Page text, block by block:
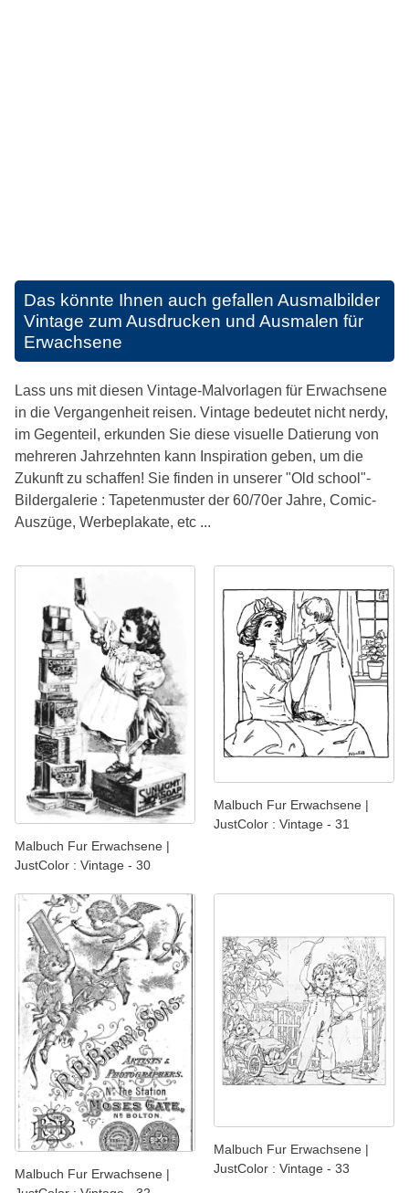
Das könnte Ihnen auch gefallen Ausmalbilder
Vintage zum Ausdrucken und Ausmalen für
Erwachsene
Lass uns mit diesen Vintage-Malvorlagen für Erwachsene
in die Vergangenheit reisen. Vintage bedeutet nicht nerdy,
im Gegenteil, erkunden Sie diese visuelle Datierung von
mehreren Jahrzehnten kann Inspiration geben, um die
Zukunft zu schaffen! Sie finden in unserer "Old school"-
Bildergalerie : Tapetenmuster der 60/70er Jahre, Comic-
Auszüge, Werbeplakate, etc ...
Malbuch Fur Erwachsene |
JustColor : Vintage - 30
Malbuch Fur Erwachsene |
JustColor : Vintage - 31
Malbuch Fur Erwachsene |
Malbuch Fur Erwachsene |
JustColor : Vintage - 33